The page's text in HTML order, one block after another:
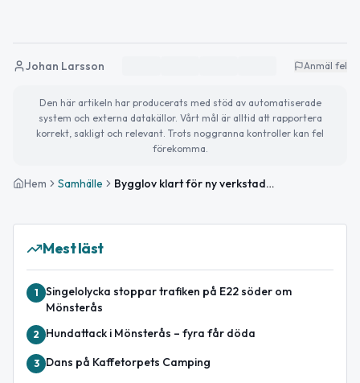
Johan Larsson Anmäl fel
Den här artikeln har producerats med stöd av automatiserade
system och externa datakällor. Vårt mål är alltid att rapportera
korrekt, sakligt och relevant. Trots noggranna kontroller kan fel
förekomma.
Hem Samhälle Bygglov klart för ny verkstad i Blomstermåla
Mest läst
1
Singelolycka stoppar trafiken på E22 söder om
Mönsterås
2 Hundattack i Mönsterås – fyra får döda
3 Dans på Kaffetorpets Camping